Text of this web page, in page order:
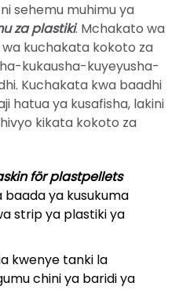
sehemu muhimu ya
za plastiki. Mchakato wa
kuchakata kokoto za
kukausha-kuyeyusha-
Kuchakata kwa baadhi
hatua ya kusafisha, lakini
kikata kokoto za
för plastpellets
ya kusukuma
strip ya plastiki ya
kwenye tanki la
chini ya baridi ya